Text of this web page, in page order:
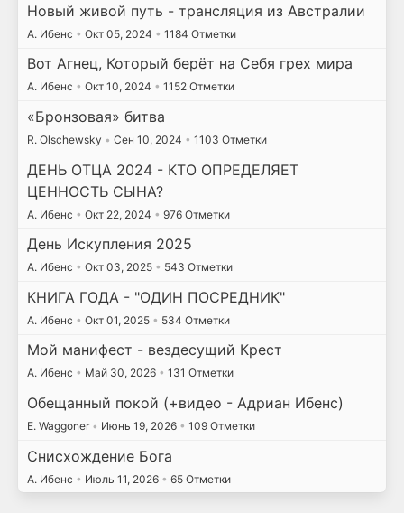
Новый живой путь - трансляция из Австралии
А. Ибенс • Окт 05, 2024 • 1184 Отметки
Вот Агнец, Который берёт на Себя грех мира
А. Ибенс • Окт 10, 2024 • 1152 Отметки
«Бронзовая» битва
R. Olschewsky • Сен 10, 2024 • 1103 Отметки
ДЕНЬ ОТЦА 2024 - КТО ОПРЕДЕЛЯЕТ
ЦЕННОСТЬ СЫНА?
А. Ибенс • Окт 22, 2024 • 976 Отметки
День Искупления 2025
А. Ибенс • Окт 03, 2025 • 543 Отметки
КНИГА ГОДА - "ОДИН ПОСРЕДНИК"
А. Ибенс • Окт 01, 2025 • 534 Отметки
Мой манифест - вездесущий Крест
А. Ибенс • Май 30, 2026 • 131 Отметки
Обещанный покой (+видео - Адриан Ибенс)
E. Waggoner • Июнь 19, 2026 • 109 Отметки
Снисхождение Бога
А. Ибенс • Июль 11, 2026 • 65 Отметки